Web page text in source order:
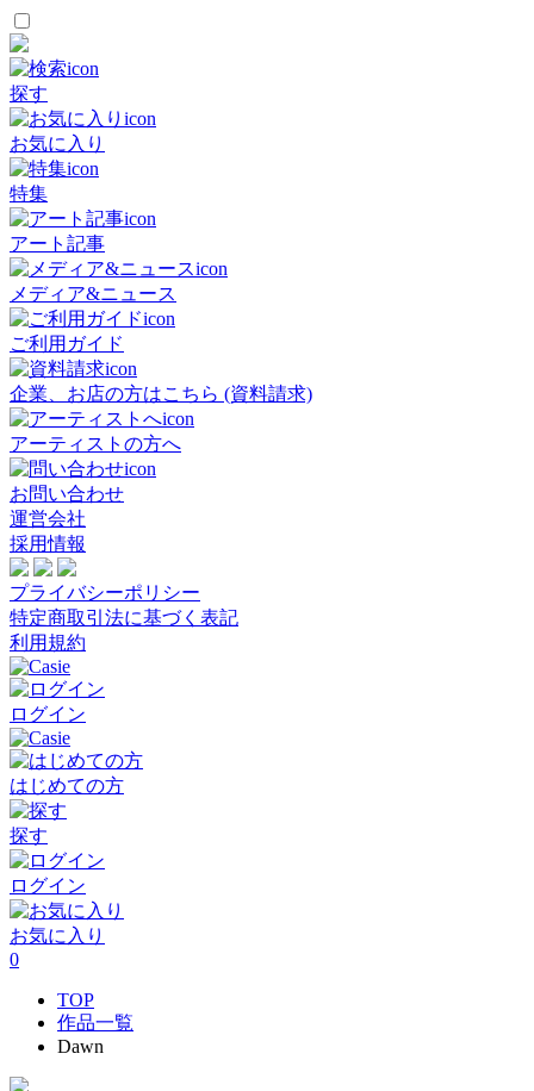
探す
お気に入り
特集
アート記事
メディア&ニュース
ご利用ガイド
企業、お店の方はこちら (資料請求)
アーティストの方へ
お問い合わせ
運営会社
採用情報
プライバシーポリシー
特定商取引法に基づく表記
利用規約
ログイン
はじめての方
探す
ログイン
お気に入り
0
TOP
作品一覧
Dawn